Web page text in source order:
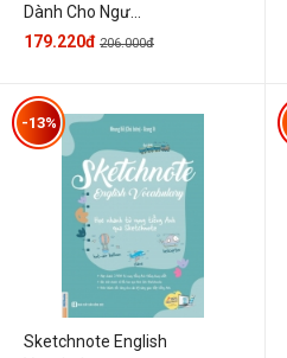
Dành Cho Ngư...
179.220đ 206.000đ
Sketchnote English
-13%